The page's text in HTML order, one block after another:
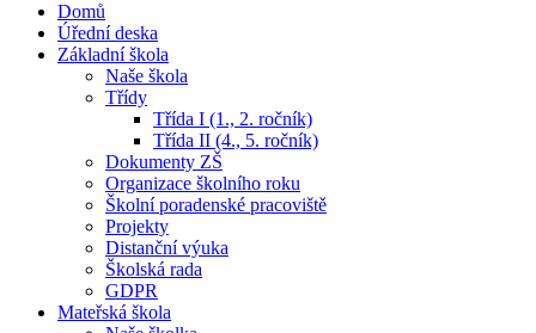
Domů
Úřední deska
Základní škola
Naše škola
Třídy
Třída I (1., 2. ročník)
Třída II (4., 5. ročník)
Dokumenty ZŠ
Organizace školního roku
Školní poradenské pracoviště
Projekty
Distanční výuka
Školská rada
GDPR
Mateřská škola